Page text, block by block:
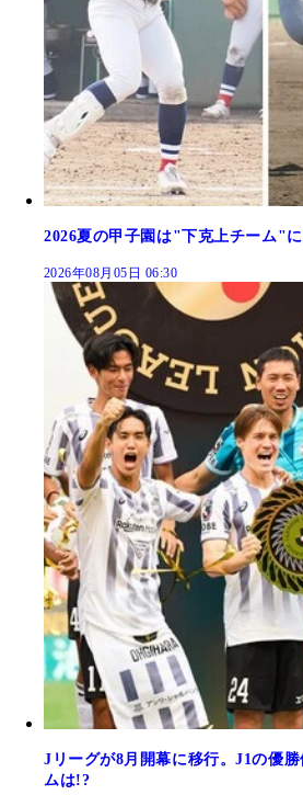
2026夏の甲子園は"下克上チーム"に
2026年08月05日 06:30
Jリーグが8月開幕に移行。J1の優
ムは!?